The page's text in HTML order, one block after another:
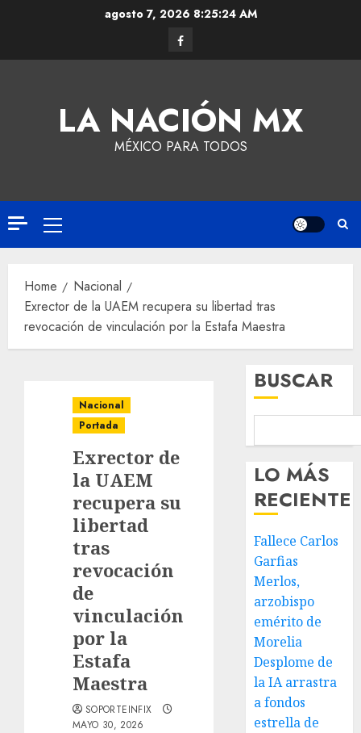
agosto 7, 2026 8:25:25 AM
LA NACIÓN MX
MÉXICO PARA TODOS
Home
Nacional
Exrector de la UAEM recupera su libertad tras
revocación de vinculación por la Estafa Maestra
Nacional
Portada
Exrector de
la UAEM
recupera su
libertad
tras
revocación
de
vinculación
por la
Estafa
Maestra
SOPORTEINFIX
MAYO 30, 2026
BUSCAR
LO MÁS
RECIENTE
Fallece Carlos
Garfias
Merlos,
arzobispo
emérito de
Morelia
Desplome de
la IA arrastra
a fondos
estrella de